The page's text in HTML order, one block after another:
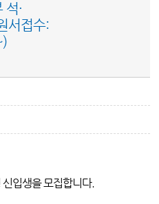
·
서접수:
신입생을 모집합니다.